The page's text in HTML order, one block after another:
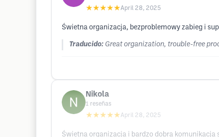
★★★★★April 28, 2025
Świetna organizacja, bezproblemowy zabieg i
Traducido: Great organization, trouble-free
Nikola
1 reseñas
★★★★★April 28, 2025
Świetna organizacja i bardzo dobra komunikacja